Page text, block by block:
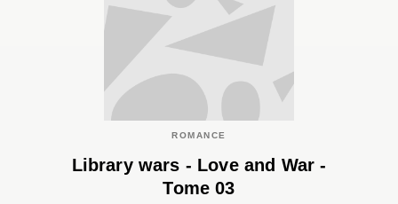
ROMANCE
Library wars - Love and War -
Tome 03